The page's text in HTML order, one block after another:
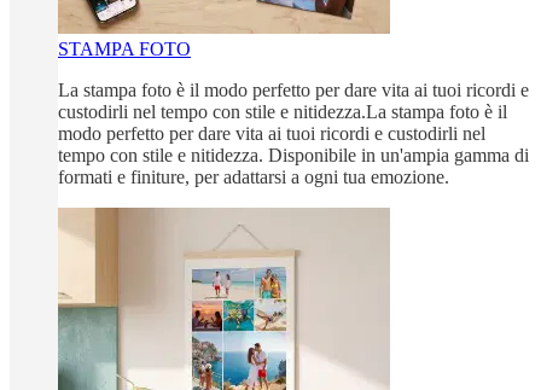
STAMPA FOTO
La stampa foto è il modo perfetto per dare vita ai tuoi ricordi e
custodirli nel tempo con stile e nitidezza.La stampa foto è il
modo perfetto per dare vita ai tuoi ricordi e custodirli nel
tempo con stile e nitidezza. Disponibile in un'ampia gamma di
formati e finiture, per adattarsi a ogni tua emozione.